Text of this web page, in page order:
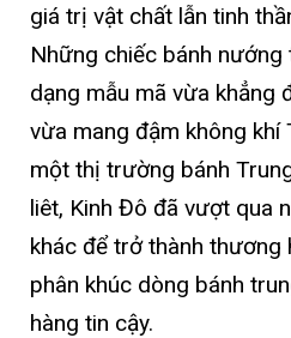
giá trị vật chất lẫn tinh
Những chiếc bánh nướng
dạng mẫu mã vừa khẳng
vừa mang đậm không khí
một thị trường bánh
liêt, Kinh Đô đã vượt qua
khác để trở thành thương
phân khúc dòng bánh
hàng tin cậy.